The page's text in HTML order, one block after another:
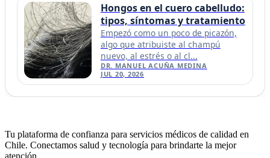
Hongos en el cuero cabelludo:
tipos, síntomas y tratamiento
Empezó como un poco de picazón,
algo que atribuiste al champú
nuevo, al estrés o al cl...
DR. MANUEL ACUÑA MEDINA
JUL 20, 2026
Tu plataforma de confianza para servicios médicos de calidad en
Chile. Conectamos salud y tecnología para brindarte la mejor